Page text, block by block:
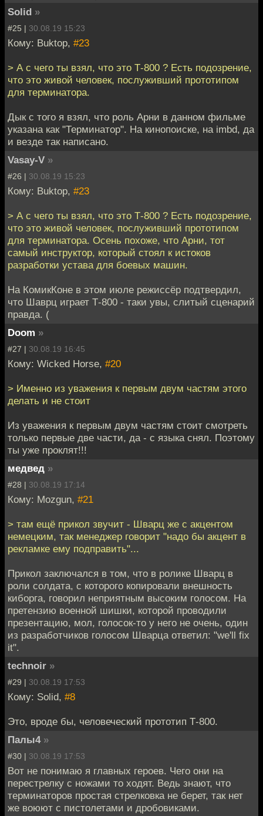
Solid »
#25 | 30.08.19 15:23
Кому: Buktop, #23
> А с чего ты взял, что это Т-800 ? Есть подозрение,
что это живой человек, послуживший прототипом
для терминатора.
Дык с того я взял, что роль Арни в данном фильме
указана как "Терминатор". На кинопоиске, на imbd, да
и везде так написано.
Vasay-V »
#26 | 30.08.19 15:23
Кому: Buktop, #23
> А с чего ты взял, что это Т-800 ? Есть подозрение,
что это живой человек, послуживший прототипом
для терминатора. Осень похоже, что Арни, тот
самый инструктор, который стоял к истоков
разработки устава для боевых машин.
На КомикКоне в этом июле режиссёр подтвердил,
что Шаврц играет Т-800 - таки увы, слитый сценарий
правда. (
Doom »
#27 | 30.08.19 16:45
Кому: Wicked Horse, #20
> Именно из уважения к первым двум частям этого
делать и не стоит
Из уважения к первым двум частям стоит смотреть
только первые две части, да - с языка снял. Поэтому
ты уже проклят!!!
медвед »
#28 | 30.08.19 17:14
Кому: Mozgun, #21
> там ещё прикол звучит - Шварц же с акцентом
немецким, так менеджер говорит "надо бы акцент в
рекламке ему подправить"...
Прикол заключался в том, что в ролике Шварц в
роли солдата, с которого копировали внешность
киборга, говорил неприятным высоким голосом. На
претензию военной шишки, которой проводили
презентацию, мол, голосок-то у него не очень, один
из разработчиков голосом Шварца ответил: "we'll fix
it".
technoir »
#29 | 30.08.19 17:53
Кому: Solid, #8
Это, вроде бы, человеческий прототип Т-800.
Палы4 »
#30 | 30.08.19 17:53
Вот не понимаю я главных героев. Чего они на
перестрелку с ножами то ходят. Ведь знают, что
терминаторов простая стрелковка не берет, так нет
же воюют с пистолетами и дробовиками.